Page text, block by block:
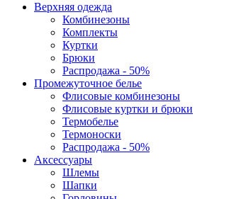
Верхняя одежда
Комбинезоны
Комплекты
Куртки
Брюки
Распродажа - 50%
Промежуточное белье
Флисовые комбинезоны
Флисовые куртки и брюки
Термобелье
Термоноски
Распродажа - 50%
Аксессуары
Шлемы
Шапки